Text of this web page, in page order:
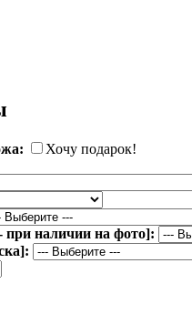
Хочу подарок!
наличии на фото]: